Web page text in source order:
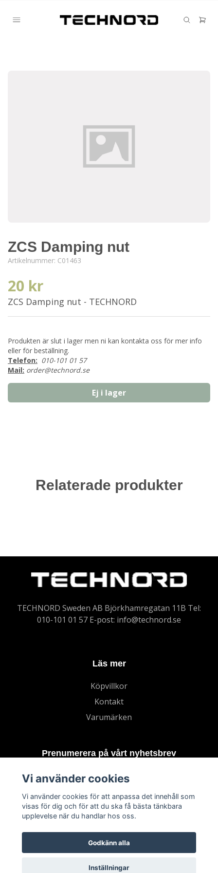
ZCS Damping nut
Artikelnummer: C01463
20 kr
ZCS Damping nut - TECHNORD
Produkten är slut i lager men ni kan kontakta oss för mer info
eller för beställning.
Telefon: 010-101 01 57
Mail: order@technord.se
Ej i lager
Relaterade produkter
TECHNORD Sweden AB Björkhamregatan 11B Tel:
010-101 01 57 E-post: info@technord.se
Läs mer
Köpvillkor
Kontakt
Varumärken
Prenumerera på vårt nyhetsbrev
Vi använder cookies
Vi använder cookies för att anpassa det innehåll som
visas för dig och för att du ska få bästa tänkbara
upplevelse när du handlar hos oss.
Godkänn alla
Inställningar